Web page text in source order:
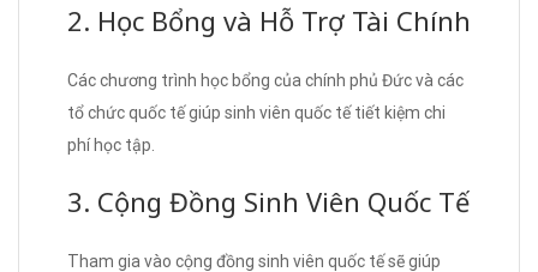
2. Học Bổng và Hỗ Trợ Tài Chính
Các chương trình học bổng của chính phủ Đức và các
tổ chức quốc tế giúp sinh viên quốc tế tiết kiệm chi
phí học tập.
3. Cộng Đồng Sinh Viên Quốc Tế
Tham gia vào cộng đồng sinh viên quốc tế sẽ giúp